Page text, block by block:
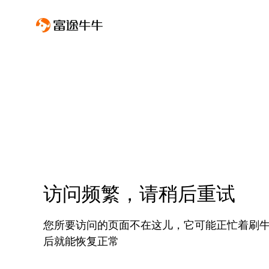
访问频繁，请稍后重试
您所要访问的页面不在这儿，它可能正忙着刷
后就能恢复正常